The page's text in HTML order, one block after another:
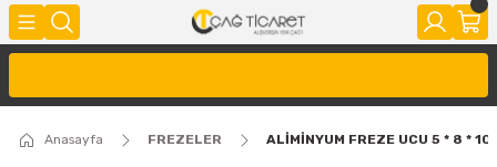
Anasayfa FREZELER ALİMİNYUM FREZE UCU 5 * 8 *